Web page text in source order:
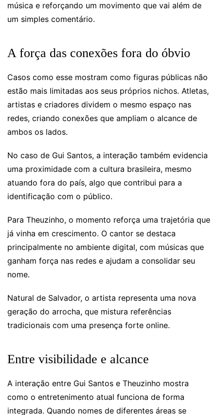
música e reforçando um movimento que vai além de
um simples comentário.
A força das conexões fora do óbvio
Casos como esse mostram como figuras públicas não
estão mais limitadas aos seus próprios nichos. Atletas,
artistas e criadores dividem o mesmo espaço nas
redes, criando conexões que ampliam o alcance de
ambos os lados.
No caso de Gui Santos, a interação também evidencia
uma proximidade com a cultura brasileira, mesmo
atuando fora do país, algo que contribui para a
identificação com o público.
Para Theuzinho, o momento reforça uma trajetória que
já vinha em crescimento. O cantor se destaca
principalmente no ambiente digital, com músicas que
ganham força nas redes e ajudam a consolidar seu
nome.
Natural de Salvador, o artista representa uma nova
geração do arrocha, que mistura referências
tradicionais com uma presença forte online.
Entre visibilidade e alcance
A interação entre Gui Santos e Theuzinho mostra
como o entretenimento atual funciona de forma
integrada. Quando nomes de diferentes áreas se